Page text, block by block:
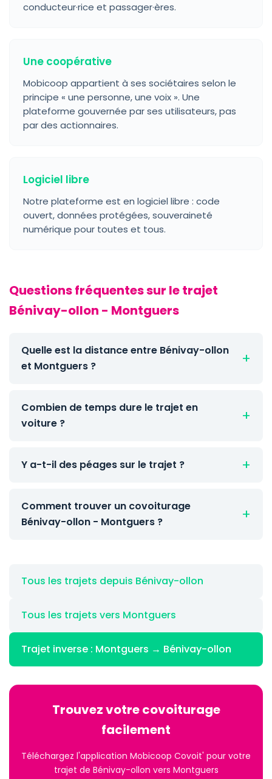
conducteur·rice et passager·ères.
Une coopérative
Mobicoop appartient à ses sociétaires selon le
principe « une personne, une voix ». Une
plateforme gouvernée par ses utilisateurs, pas
par des actionnaires.
Logiciel libre
Notre plateforme est en logiciel libre : code
ouvert, données protégées, souveraineté
numérique pour toutes et tous.
Questions fréquentes sur le trajet
Bénivay-ollon - Montguers
Quelle est la distance entre Bénivay-ollon
et Montguers ?
Combien de temps dure le trajet en
voiture ?
Y a-t-il des péages sur le trajet ?
Comment trouver un covoiturage
Bénivay-ollon - Montguers ?
Tous les trajets depuis Bénivay-ollon
Tous les trajets vers Montguers
Trajet inverse : Montguers → Bénivay-ollon
Trouvez votre covoiturage
facilement
Téléchargez l'application Mobicoop Covoit' pour votre
trajet de Bénivay-ollon vers Montguers